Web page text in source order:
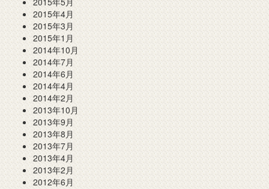
2015年4月
2015年3月
2015年1月
2014年10月
2014年7月
2014年6月
2014年4月
2014年2月
2013年10月
2013年9月
2013年8月
2013年7月
2013年4月
2013年2月
2012年6月